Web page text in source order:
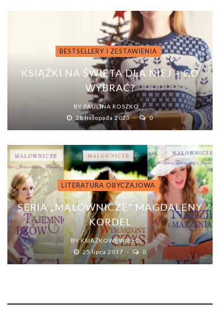
BESTSELLERY I ZESTAWIENIA
KSIĄŻKI NA ŚWIĘTA DLA NIEJ – CO
WYBRAĆ?
BY PAULINA ROSZKO
28 listopada 2023
0
LITERATURA OBYCZAJOWA
SERIA „MALOWNICZE” MAGDALENY
KORDEL
BYKSIĄŻKOWEWIEŚCI
25 lipca 2017
0